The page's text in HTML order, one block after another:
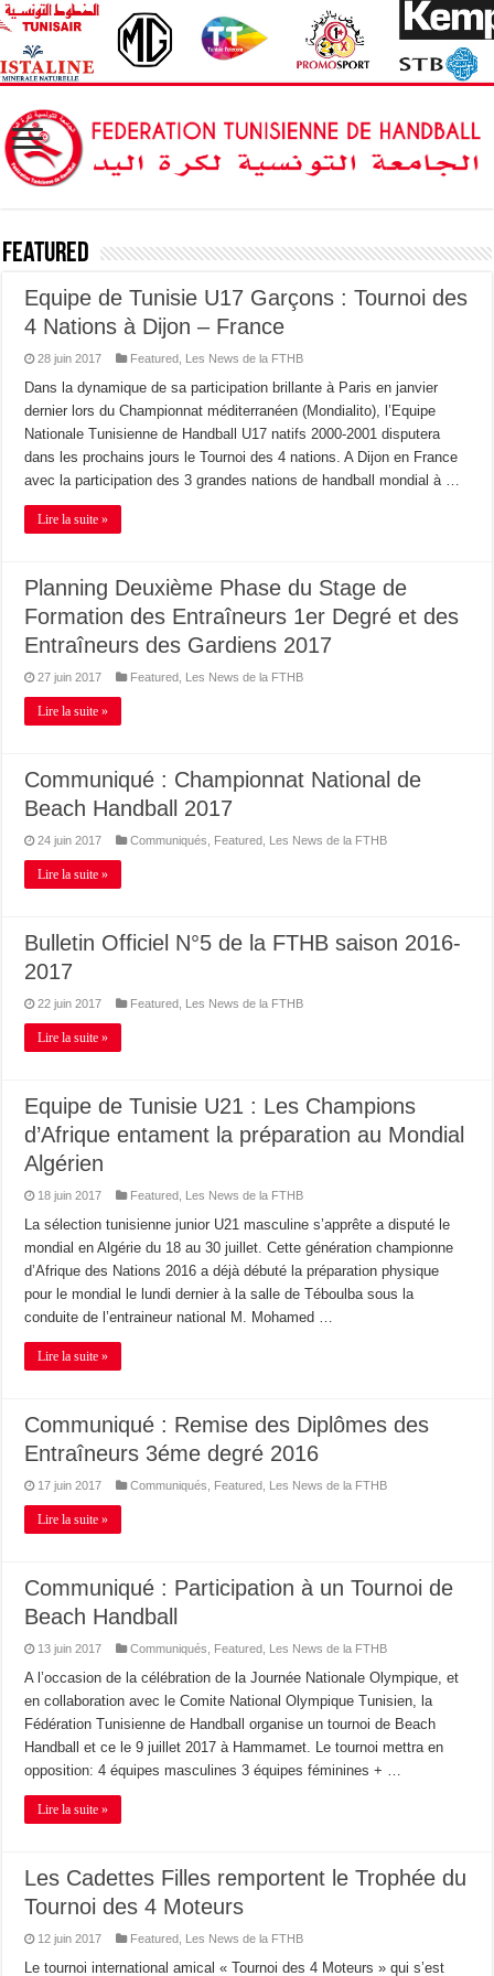
Featured
Equipe de Tunisie U17 Garçons : Tournoi des
4 Nations à Dijon – France
28 juin 2017 Featured Les News de la FTHB
Dans la dynamique de sa participation brillante à Paris en janvier
dernier lors du Championnat méditerranéen (Mondialito), l’Equipe
Nationale Tunisienne de Handball U17 natifs 2000-2001 disputera
dans les prochains jours le Tournoi des 4 nations. A Dijon en France
avec la participation des 3 grandes nations de handball mondial à …
Lire la suite »
Planning Deuxième Phase du Stage de
Formation des Entraîneurs 1er Degré et des
Entraîneurs des Gardiens 2017
27 juin 2017 Featured Les News de la FTHB
Lire la suite »
Communiqué : Championnat National de
Beach Handball 2017
24 juin 2017 Communiqués Featured Les News de la FTHB
Lire la suite »
Bulletin Officiel N°5 de la FTHB saison 2016-
2017
22 juin 2017 Featured Les News de la FTHB
Lire la suite »
Equipe de Tunisie U21 : Les Champions
d’Afrique entament la préparation au Mondial
Algérien
18 juin 2017 Featured Les News de la FTHB
La sélection tunisienne junior U21 masculine s’apprête a disputé le
mondial en Algérie du 18 au 30 juillet. Cette génération championne
d’Afrique des Nations 2016 a déjà débuté la préparation physique
pour le mondial le lundi dernier à la salle de Téboulba sous la
conduite de l’entraineur national M. Mohamed …
Lire la suite »
Communiqué : Remise des Diplômes des
Entraîneurs 3éme degré 2016
17 juin 2017 Communiqués Featured Les News de la FTHB
Lire la suite »
Communiqué : Participation à un Tournoi de
Beach Handball
13 juin 2017 Communiqués Featured Les News de la FTHB
A l’occasion de la célébration de la Journée Nationale Olympique, et
en collaboration avec le Comite National Olympique Tunisien, la
Fédération Tunisienne de Handball organise un tournoi de Beach
Handball et ce le 9 juillet 2017 à Hammamet. Le tournoi mettra en
opposition: 4 équipes masculines 3 équipes féminines + …
Lire la suite »
Les Cadettes Filles remportent le Trophée du
Tournoi des 4 Moteurs
12 juin 2017 Featured Les News de la FTHB
Le tournoi international amical « Tournoi des 4 Moteurs » qui s’est